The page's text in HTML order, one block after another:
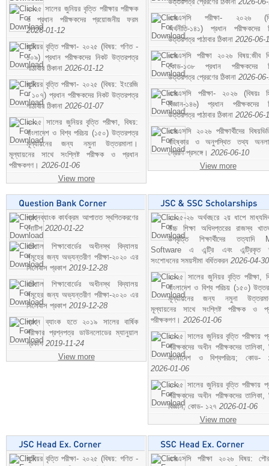
২০২৫ সালের জুনিয়র বৃত্তি পরীক্ষার পরীক্ষক
ও প্রধান পরীক্ষকদের প্রয়োজনীয় ফরম
2026-01-12
জুনিয়র বৃত্তি পরীক্ষা- ২০২৫ (বিষয়: গণিত -
১০৯) প্রধান পরীক্ষকদের নিকট উত্তরপত্র
পাঠাবার ঠিকানা 2026-01-12
জুনিয়র বৃত্তি পরীক্ষা- ২০২৫ (বিষয়: ইংরেজি
- ১০৭) প্রধান পরীক্ষকদের নিকট উত্তরপত্র
পাঠাবার ঠিকানা 2026-01-07
২০২৫ সালের জুনিয়র বৃত্তি পরীক্ষা, বিষয়:
বাংলাদেশ ও বিশ্ব পরিচয় (১৫০) উত্তরপত্র
মূল্যায়নের জন্য নমুনা উত্তরমালা।
মূল্যায়নের সাথে সংশ্লিষ্ট পরীক্ষক ও প্রধান
পরীক্ষকগণ। 2026-01-06
View more
এসএসসি পরীক্ষা- ২০২৬
অর্থনীতি-১৪১) প্রধান পরীক্ষকদের
উত্তরপত্র পাঠাবার ঠিকানা 2026-06-
এসএসসি পরীক্ষা ২০২৬ বিষয়:জীব
কোড-১৩৮ প্রধান পরীক্ষকদের
উত্তরপত্র প্রেরণের ঠিকানা 2026-
এসএসসি পরীক্ষা- ২০২৬ (বিষয়ঃ
বিজ্ঞান-১৪৬) প্রধান পরীক্ষকদের
উত্তরপত্র পাঠাবার ঠিকানা 2026-06-
এসএসসি ২০২৬ পরীক্ষার্থীদের
বহিষ্কার ও অনুপস্থিত তথ্য
প্রেরণ প্রসঙ্গে। 2026-06-10
View more
প্রশ্নব্যাংক কার্যক্রম আপাতত স্থগিতকরণের
নোটিশ 2020-01-22
বরিশাল শিক্ষাবোর্ডের অধীনস্থ বিদ্যালয়
সমূহের জন্য অভ্যন্তরীণ পরীক্ষা-২০২০ এর
সিলেবাস প্রকাশ 2019-12-28
বরিশাল শিক্ষাবোর্ডের অধীনস্থ বিদ্যালয়
সমূহের জন্য অভ্যন্তরীণ পরীক্ষা-২০২০ এর
সিলেবাস প্রকাশ 2019-12-28
প্রশ্ন ব্যাংক হতে ২০১৯ সালের বার্ষিক
পরীক্ষার প্রশ্নপত্র ডাউনলোডের ম্যানুয়াল
প্রকাশ 2019-11-24
View more
২০২৫-২৬ অর্থবছরে ২য় ধাপে
উচ্চ শিক্ষা অধিদপ্তরের রাজস্ব
উপবৃত্তি শিক্ষার্থীদের তত্যাদি
Software এ এন্ট্রি এবং এন্ট্রিকৃত
সংশোধনের সময়সীমা বর্ধিতকরন 2026-04-30
২০২৫ সালের জুনিয়র বৃত্তি পরীক্ষা,
বাংলাদেশ ও বিশ্ব পরিচয় (১৫০)
মূল্যায়নের জন্য নমুনা
মূল্যায়নের সাথে সংশ্লিষ্ট পরীক্ষক ও
পরীক্ষকগণ। 2026-01-06
২০২৫ সালের জুনিয়র বৃত্তি পরীক্ষায়
পরীক্ষকদের অধীন পরীক্ষকদের তালিকা,
বাংলাদেশ ও বিশ্বপরিচয়; কোড-
2026-01-06
২০২৫ সালের জুনিয়র বৃত্তি পরীক্ষায়
পরীক্ষকদের অধীন পরীক্ষকদের তালিকা,
বিজ্ঞান; কোড- ১২৭ 2026-01-06
View more
জুনিয়র বৃত্তি পরীক্ষা- ২০২৫ (বিষয়: গণিত -
এসএসসি পরীক্ষা ২০২৬ বিষয়: